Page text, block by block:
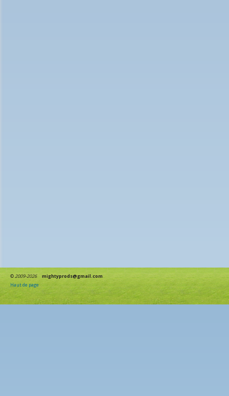
©2009-2026
mightyprods@gmail.com
Haut de page